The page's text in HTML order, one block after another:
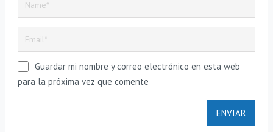
Guardar mi nombre y correo electrónico en esta web
para la próxima vez que comente